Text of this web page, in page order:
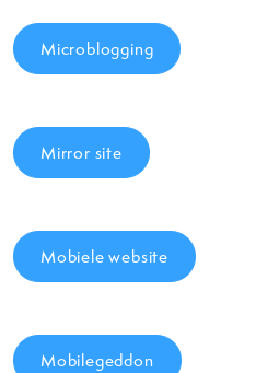
Microblogging
Mirror site
Mobiele website
Mobilegeddon